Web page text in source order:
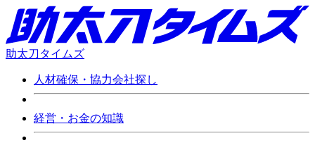
助太刀タイムズ
人材確保・協力会社探し
経営・お金の知識